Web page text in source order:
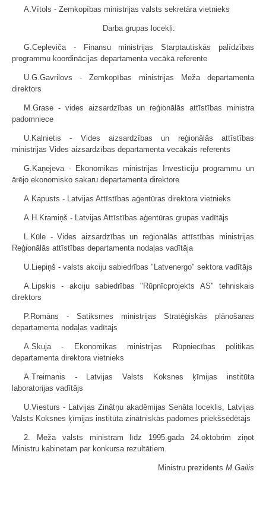
A.Vītols - Zemkopības ministrijas valsts sekretāra vietnieks
Darba grupas locekļi:
G.Cepleviča - Finansu ministrijas Starptautiskās palīdzības
programmu koordinācijas departamenta vecākā referente
U.G.Gavrilovs - Zemkopības ministrijas Meža departamenta
direktors
M.Grase - vides aizsardzības un reģionālās attīstības ministra
padomniece
U.Kalnietis - Vides aizsardzības un reģionālās attīstības
ministrijas Vides aizsardzības departamenta vecākais referents
G.Kaņejeva - Ekonomikas ministrijas Investīciju programmu un
ārējo ekonomisko sakaru departamenta direktore
A.Kapusts - Latvijas Attīstības aģentūras direktora vietnieks
A.H.Kramiņš - Latvijas Attīstības aģentūras grupas vadītājs
L.Kūle - Vides aizsardzības un reģionālās attīstības ministrijas
Reģionālās attīstības departamenta nodaļas vadītāja
U.Liepiņš - valsts akciju sabiedrības "Latvenergo" sektora vadītājs
A.Lipskis - akciju sabiedrības "Rūpnīcprojekts AS" tehniskais
direktors
P.Romāns - Satiksmes ministrijas Stratēģiskās plānošanas
departamenta nodaļas vadītājs
A.Skuja - Ekonomikas ministrijas Rūpniecības politikas
departamenta direktora vietnieks
A.Treimanis - Latvijas Valsts Koksnes ķīmijas institūta
laboratorijas vadītājs
U.Viesturs - Latvijas Zinātņu akadēmijas Senāta loceklis, Latvijas
Valsts Koksnes ķīmijas institūta zinātniskās padomes priekšsēdētājs
2. Meža valsts ministram līdz 1995.gada 24.oktobrim ziņot
Ministru kabinetam par konkursa rezultātiem.
Ministru prezidents M.Gailis